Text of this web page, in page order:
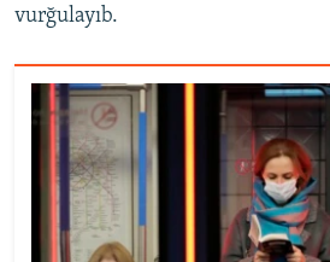
vurğulayıb.